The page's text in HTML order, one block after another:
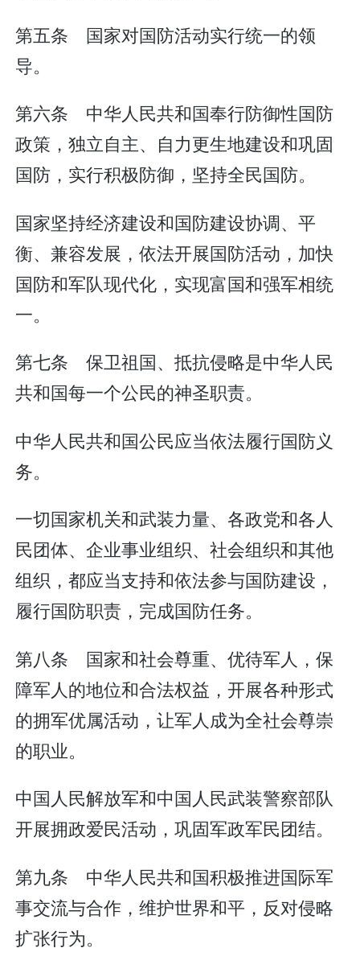
第五条 国家对国防活动实行统一的领
导。
第六条 中华人民共和国奉行防御性国防
政策，独立自主、自力更生地建设和巩固
国防，实行积极防御，坚持全民国防。
国家坚持经济建设和国防建设协调、平
衡、兼容发展，依法开展国防活动，加快
国防和军队现代化，实现富国和强军相统
一。
第七条 保卫祖国、抵抗侵略是中华人民
共和国每一个公民的神圣职责。
中华人民共和国公民应当依法履行国防义
务。
一切国家机关和武装力量、各政党和各人
民团体、企业事业组织、社会组织和其他
组织，都应当支持和依法参与国防建设，
履行国防职责，完成国防任务。
第八条 国家和社会尊重、优待军人，保
障军人的地位和合法权益，开展各种形式
的拥军优属活动，让军人成为全社会尊崇
的职业。
中国人民解放军和中国人民武装警察部队
开展拥政爱民活动，巩固军政军民团结。
第九条 中华人民共和国积极推进国际军
事交流与合作，维护世界和平，反对侵略
扩张行为。